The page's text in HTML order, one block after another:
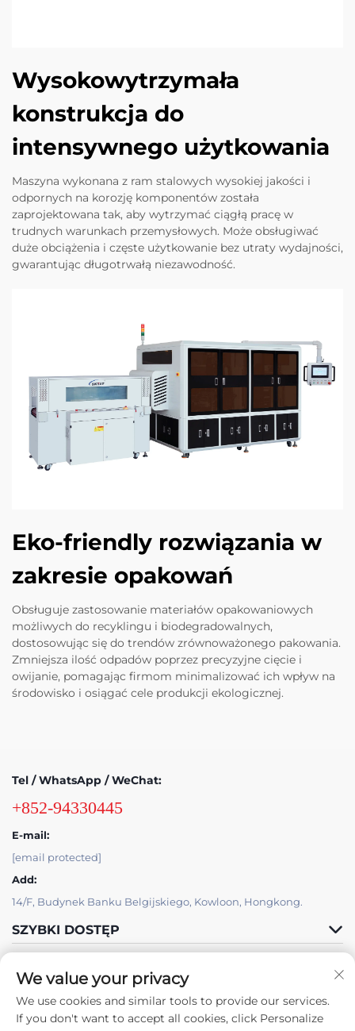
Wysokowytrzymała
konstrukcja do
intensywnego użytkowania
Maszyna wykonana z ram stalowych wysokiej jakości i
odpornych na korozję komponentów została
zaprojektowana tak, aby wytrzymać ciągłą pracę w
trudnych warunkach przemysłowych. Może obsługiwać
duże obciążenia i częste użytkowanie bez utraty wydajności,
gwarantując długotrwałą niezawodność.
Eko-friendly rozwiązania w
zakresie opakowań
Obsługuje zastosowanie materiałów opakowaniowych
możliwych do recyklingu i biodegradowalnych,
dostosowując się do trendów zrównoważonego pakowania.
Zmniejsza ilość odpadów poprzez precyzyjne cięcie i
owijanie, pomagając firmom minimalizować ich wpływ na
środowisko i osiągać cele produkcji ekologicznej.
Tel / WhatsApp / WeChat:
+852-94330445
E-mail:
[email protected]
Add:
14/F, Budynek Banku Belgijskiego, Kowloon, Hongkong.
SZYBKI DOSTĘP
We value your privacy
We use cookies and similar tools to provide our services.
If you don't want to accept all cookies, click Personalize